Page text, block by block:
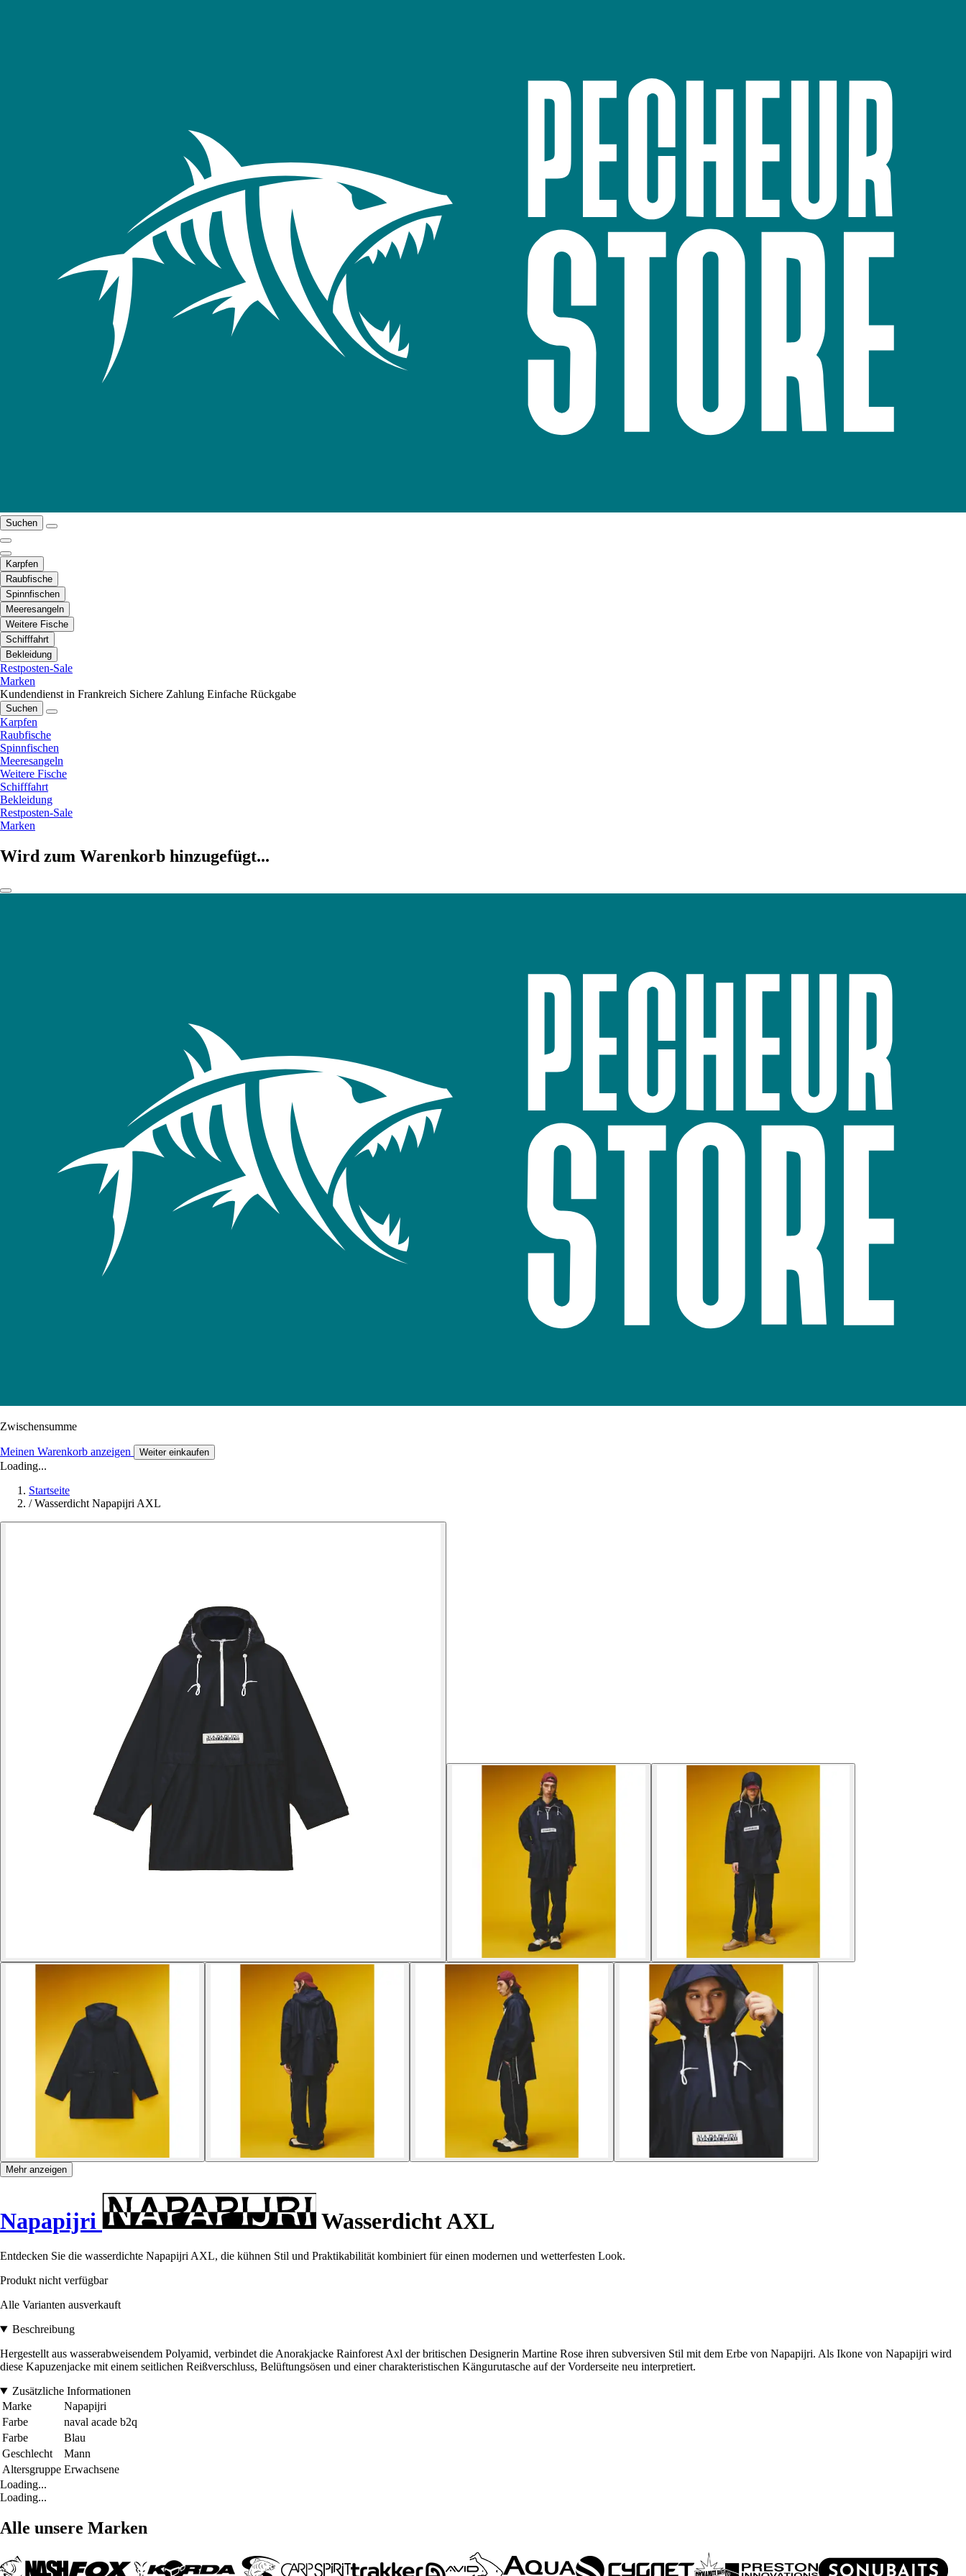
Suchen
Karpfen
Raubfische
Spinnfischen
Meeresangeln
Weitere Fische
Schifffahrt
Bekleidung
Restposten-Sale
Marken
Kundendienst in Frankreich Sichere Zahlung Einfache Rückgabe
Suchen
Karpfen
Raubfische
Spinnfischen
Meeresangeln
Weitere Fische
Schifffahrt
Bekleidung
Restposten-Sale
Marken
Wird zum Warenkorb hinzugefügt...
Zwischensumme
Meinen Warenkorb anzeigen Weiter einkaufen
Loading...
Startseite
/ Wasserdicht Napapijri AXL
Mehr anzeigen
Napapijri Wasserdicht AXL
Entdecken Sie die wasserdichte Napapijri AXL, die kühnen Stil und Praktikabilität kombiniert für einen modernen und wetterfesten Look.
Produkt nicht verfügbar
Alle Varianten ausverkauft
Beschreibung
Hergestellt aus wasserabweisendem Polyamid, verbindet die Anorakjacke Rainforest Axl der britischen Designerin Martine Rose ihren subversiven Stil mit dem Erbe von Napapijri. Als Ikone von Napapijri wird
diese Kapuzenjacke mit einem seitlichen Reißverschluss, Belüftungsösen und einer charakteristischen Kängurutasche auf der Vorderseite neu interpretiert.
Zusätzliche Informationen
Marke
Napapijri
Farbe
naval acade b2q
Farbe
Blau
Geschlecht
Mann
Altersgruppe Erwachsene
Loading...
Loading...
Alle unsere Marken